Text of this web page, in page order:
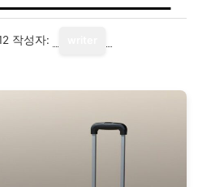
작성자: